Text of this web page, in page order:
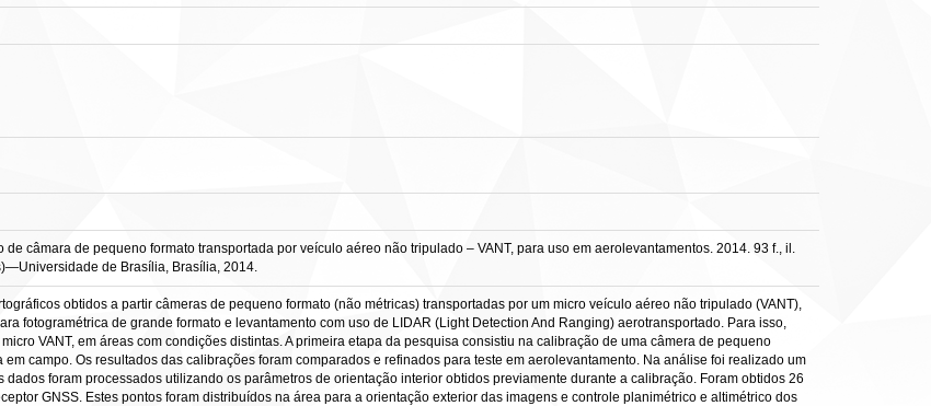
de câmara de pequeno formato transportada por veículo aéreo não tripulado – VANT, para uso em aerolevantamentos. 2014. 93 f., il.
de Brasília, Brasília, 2014.
obtidos a partir câmeras de pequeno formato (não métricas) transportadas por um micro veículo aéreo não tripulado (VANT),
fotogramétrica de grande formato e levantamento com uso de LIDAR (Light Detection And Ranging) aerotransportado. Para isso,
VANT, em áreas com condições distintas. A primeira etapa da pesquisa consistiu na calibração de uma câmera de pequeno
campo. Os resultados das calibrações foram comparados e refinados para teste em aerolevantamento. Na análise foi realizado um
dados foram processados utilizando os parâmetros de orientação interior obtidos previamente durante a calibração. Foram obtidos 26
GNSS. Estes pontos foram distribuídos na área para a orientação exterior das imagens e controle planimétrico e altimétrico dos